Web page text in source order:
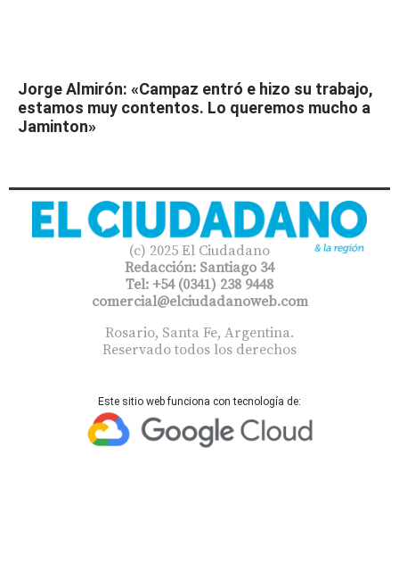
Jorge Almirón: «Campaz entró e hizo su trabajo,
estamos muy contentos. Lo queremos mucho a
Jaminton»
(c) 2025 El Ciudadano
Redacción: Santiago 34
Tel: +54 (0341) 238 9448
comercial@elciudadanoweb.com​
Rosario, Santa Fe, Argentina.
Reservado todos los derechos
Este sitio web funciona con tecnología de: